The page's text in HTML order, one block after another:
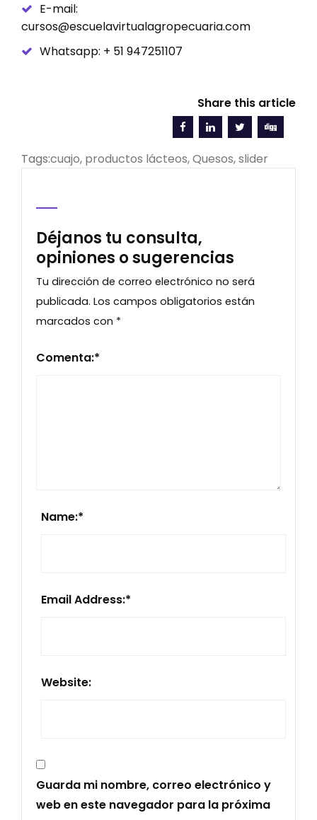
E-mail:
cursos@escuelavirtualagropecuaria.com
Whatsapp: + 51 947251107
Share this article
Tags:cuajo, productos lácteos,Quesos,slider
Déjanos tu consulta,
opiniones o sugerencias
Tu dirección de correo electrónico no será
publicada. Los campos obligatorios están
marcados con *
Comenta:*
Name:*
Email Address:*
Website:
Guarda mi nombre, correo electrónico y
web en este navegador para la próxima